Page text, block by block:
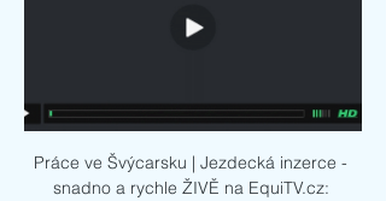
Práce ve Švýcarsku | Jezdecká inzerce -
snadno a rychle ŽIVĚ na EquiTV.cz: